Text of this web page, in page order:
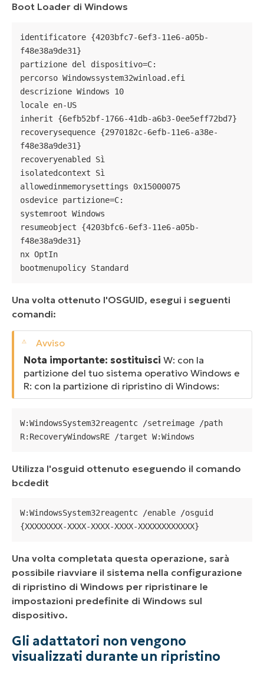
Boot Loader di Windows
identificatore {4203bfc7-6ef3-11e6-a05b-
f48e38a9de31}
partizione del dispositivo=C:
percorso Windowssystem32winload.efi
descrizione Windows 10
locale en-US
inherit {6efb52bf-1766-41db-a6b3-0ee5eff72bd7}
recoverysequence {2970182c-6efb-11e6-a38e-
f48e38a9de31}
recoveryenabled Sì
isolatedcontext Sì
allowedinmemorysettings 0x15000075
osdevice partizione=C:
systemroot Windows
resumeobject {4203bfc6-6ef3-11e6-a05b-
f48e38a9de31}
nx OptIn
bootmenupolicy Standard
Una volta ottenuto l'OSGUID, esegui i seguenti
comandi:
Nota importante: sostituisci W: con la
partizione del tuo sistema operativo Windows e
R: con la partizione di ripristino di Windows:
W:WindowsSystem32reagentc /setreimage /path
R:RecoveryWindowsRE /target W:Windows
Utilizza l'osguid ottenuto eseguendo il comando
bcdedit
W:WindowsSystem32reagentc /enable /osguid
{XXXXXXXX-XXXX-XXXX-XXXX-XXXXXXXXXXXX}
Una volta completata questa operazione, sarà
possibile riavviare il sistema nella configurazione
di ripristino di Windows per ripristinare le
impostazioni predefinite di Windows sul
dispositivo.
Gli adattatori non vengono
visualizzati durante un ripristino